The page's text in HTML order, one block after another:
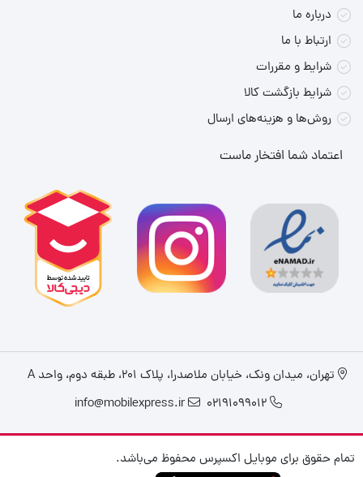
درباره ما
ارتباط با ما
شرایط و مقررات
شرایط بازگشت کالا
روش‌ها و هزینه‌های ارسال
اعتماد شما افتخار ماست
تهران، میدان ونک، خیابان ملاصدرا، پلاک ۲۰۱، طبقه دوم، واحد A
02191099012
info@mobilexpress.ir
تمام حقوق برای موبایل اکسپرس محفوظ می‌باشد.